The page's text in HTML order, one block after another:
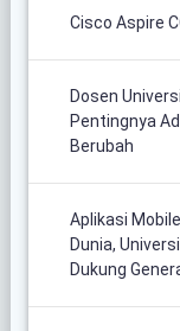
Cisco Aspire
Dosen
Pentingnya
Berubah
Aplikasi
Dunia,
Dukung